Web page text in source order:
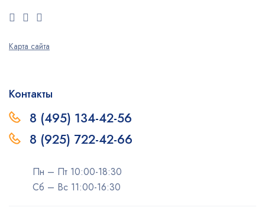
Карта сайта
Контакты
8 (495) 134-42-56
8 (925) 722-42-66
Пн – Пт 10:00-18:30
Сб – Вс 11:00-16:30